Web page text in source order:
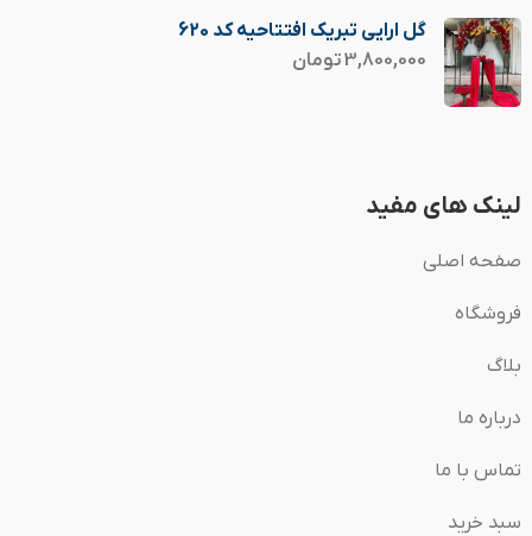
گل ارایی تبریک افتتاحیه کد 620
3,800,000تومان
لینک های مفید
صفحه اصلی
فروشگاه
بلاگ
درباره ما
تماس با ما
سبد خرید